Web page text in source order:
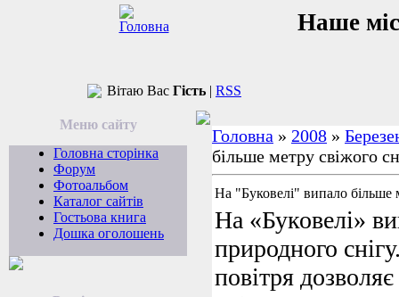
Наше
Вітаю Вас Гість | RSS
Меню сайту
Головна сторінка
Форум
Фотоальбом
Каталог сайтів
Гостьова книга
Дошка оголошень
Головна » 2008 »
більше метру свіжого
На "Буковелі" випало більше
На «Буковелі»
природного
повітря